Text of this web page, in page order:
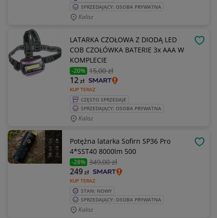
SPRZEDAJĄCY: OSOBA PRYWATNA
Kalisz
LATARKA CZOŁOWA Z DIODĄ LED
COB CZOŁÓWKA BATERIE 3x AAA W
KOMPLECIE
-20% 15,00 zł
KUP TERAZ
12zł
CZĘSTO SPRZEDAJE
SPRZEDAJĄCY: OSOBA PRYWATNA
Kalisz
Potężna latarka Sofirn SP36 Pro
4*SST40 8000lm 500
-28% 349,00 zł
KUP TERAZ
249zł
STAN: NOWY
SPRZEDAJĄCY: OSOBA PRYWATNA
Kalisz